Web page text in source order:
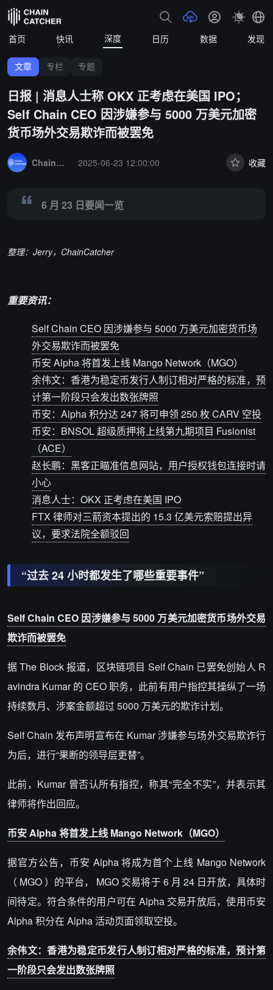
首页 快讯 深度 日历 数据 发现
文章 专栏 专题
日报 | 消息人士称 OKX 正考虑在美国 IPO；
Self Chain CEO 因涉嫌参与 5000 万美元加密
货币场外交易欺诈而被罢免
ChainCatcher 精选
2025-06-23 12:00:00 收藏
6 月 23 日要闻一览
整理：Jerry，ChainCatcher
重要资讯：
Self Chain CEO 因涉嫌参与 5000 万美元加密货币场
外交易欺诈而被罢免
币安 Alpha 将首发上线 Mango Network（MGO）
余伟文：香港为稳定币发行人制订相对严格的标准，预
计第一阶段只会发出数张牌照
币安：Alpha 积分达 247 将可申领 250 枚 CARV 空投
币安：BNSOL 超级质押将上线第九期项目 Fusionist
（ACE）
赵长鹏：黑客正瞄准信息网站，用户授权钱包连接时请
小心
消息人士：OKX 正考虑在美国 IPO
FTX 律师对三箭资本提出的 15.3 亿美元索赔提出异
议，要求法院全额驳回
“过去 24 小时都发生了哪些重要事件”
Self Chain CEO 因涉嫌参与 5000 万美元加密货币场外交易
欺诈而被罢免
据 The Block 报道，区块链项目 Self Chain 已罢免创始人 R
avindra Kumar 的 CEO 职务，此前有用户指控其操纵了一场
持续数月、涉案金额超过 5000 万美元的欺诈计划。
Self Chain 发布声明宣布在 Kumar 涉嫌参与场外交易欺诈行
为后，进行“果断的领导层更替”。
此前，Kumar 曾否认所有指控，称其“完全不实”，并表示其
律师将作出回应。
币安 Alpha 将首发上线 Mango Network（MGO）
据官方公告，币安 Alpha 将成为首个上线 Mango Network
（ MGO ）的平台， MGO 交易将于 6 月 24 日开放，具体时
间待定。符合条件的用户可在 Alpha 交易开放后，使用币安
Alpha 积分在 Alpha 活动页面领取空投。
余伟文：香港为稳定币发行人制订相对严格的标准，预计第
一阶段只会发出数张牌照